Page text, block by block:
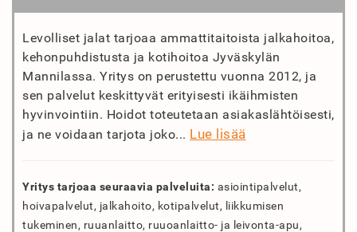
Levolliset jalat tarjoaa ammattitaitoista jalkahoitoa,
kehonpuhdistusta ja kotihoitoa Jyväskylän
Mannilassa. Yritys on perustettu vuonna 2012, ja
sen palvelut keskittyvät erityisesti ikäihmisten
hyvinvointiin. Hoidot toteutetaan asiakaslähtöisesti,
ja ne voidaan tarjota joko... Lue lisää
Yritys tarjoaa seuraavia palveluita: asiointipalvelut,
hoivapalvelut, jalkahoito, kotipalvelut, liikkumisen
tukeminen, ruuanlaitto, ruuoanlaitto- ja leivonta-apu,